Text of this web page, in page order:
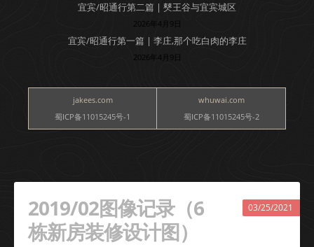
宜宾/昭通行第二篇 | 僰王谷与宜宾城区
2026年4月9日
宜宾/昭通行第一篇 | 李庄,那个吃白肉的李庄
2026年4月9日
jakees.com
蜀ICP备11015245号-1
whuwai.com
蜀ICP备11015245号-2
2019/02图像记录（6
栋新房装修设计图）
03/25/2021